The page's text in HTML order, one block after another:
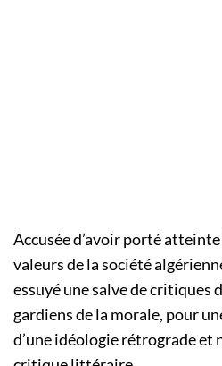
Accusée d’avoir porté
valeurs de la société
essuyé une salve de critiques
gardiens de la morale, pour
d’une idéologie rétrograde et